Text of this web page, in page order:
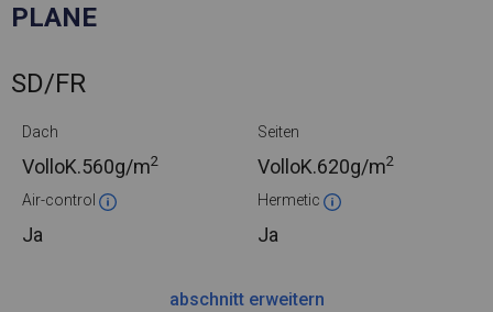
PLANE
SD/FR
Dach
VolloK.560g/m2
Seiten
VolloK.620g/m2
Air-control
Ja
Hermetic
Ja
abschnitt erweitern